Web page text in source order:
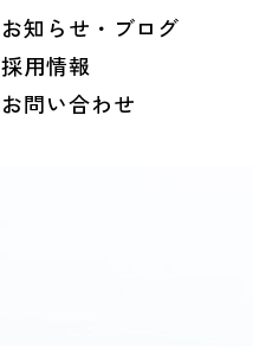
お知らせ・ブログ
採用情報
お問い合わせ